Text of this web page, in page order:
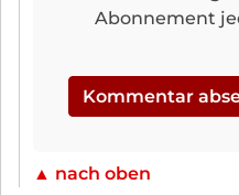
Abonnement
Kommentar
▲ nach oben